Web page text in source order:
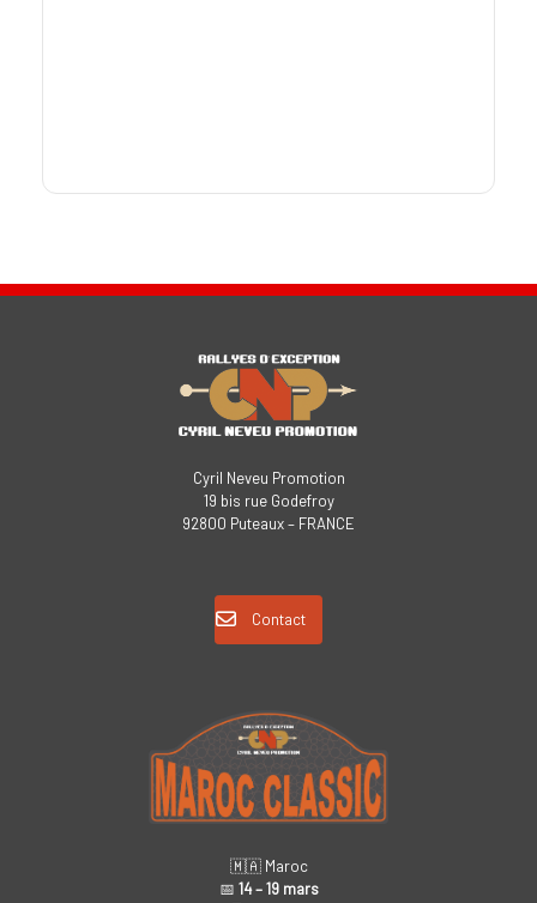
Cyril Neveu Promotion
19 bis rue Godefroy
92800 Puteaux – FRANCE
Contact
🇲🇦 Maroc
📅 14 – 19 mars